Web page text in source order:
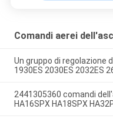
Comandi aerei
Un gruppo di regolazione
1930ES 2030ES 2032ES
2441305360 comandi
HA16SPX HA18SPX